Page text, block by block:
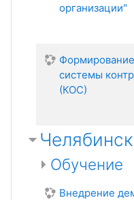
организации"
системы
(КОС)
Челябинск
Обучение
Внедрение